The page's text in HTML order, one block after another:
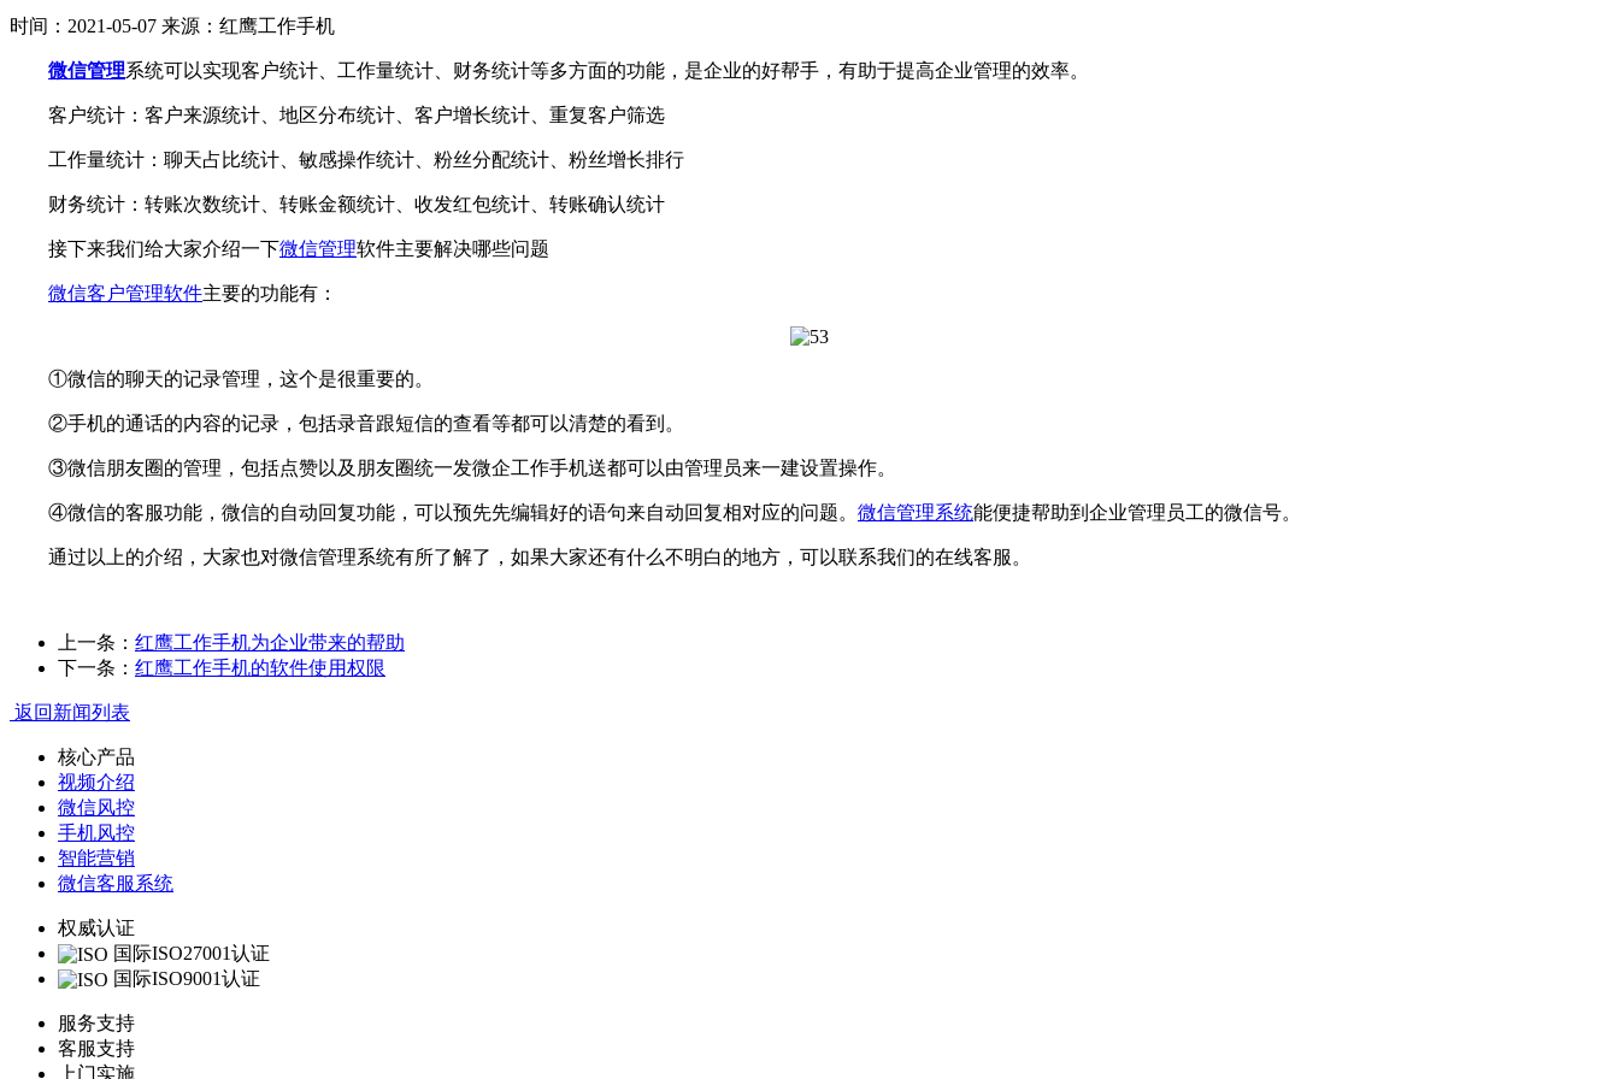
时间：2021-05-07 来源：红鹰工作手机
微信管理系统可以实现客户统计、工作量统计、财务统计等多方面的功能，是企业的好帮手，有助于提高企业管理的效率。
客户统计：客户来源统计、地区分布统计、客户增长统计、重复客户筛选
工作量统计：聊天占比统计、敏感操作统计、粉丝分配统计、粉丝增长排行
财务统计：转账次数统计、转账金额统计、收发红包统计、转账确认统计
接下来我们给大家介绍一下微信管理软件主要解决哪些问题
微信客户管理软件主要的功能有：
①微信的聊天的记录管理，这个是很重要的。
②手机的通话的内容的记录，包括录音跟短信的查看等都可以清楚的看到。
③微信朋友圈的管理，包括点赞以及朋友圈统一发微企工作手机送都可以由管理员来一建设置操作。
④微信的客服功能，微信的自动回复功能，可以预先先编辑好的语句来自动回复相对应的问题。 微信管理系统能便捷帮助到企业管理员工的微信号。
通过以上的介绍，大家也对微信管理系统有所了解了，如果大家还有什么不明白的地方，可以联系我们的在线客服。
上一条： 红鹰工作手机为企业带来的帮助
下一条： 红鹰工作手机的软件使用权限
返回新闻列表
核心产品
视频介绍
微信风控
手机风控
智能营销
微信客服系统
权威认证
国际ISO27001认证
国际ISO9001认证
服务支持
客服支持
上门实施